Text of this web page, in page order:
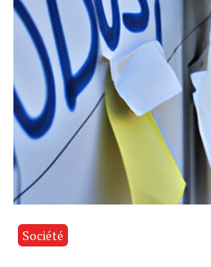
Société